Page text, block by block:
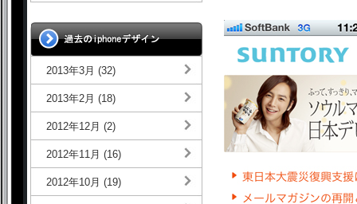
2013年3月 (32)
2013年2月 (18)
2012年12月 (2)
2012年11月 (16)
2012年10月 (19)